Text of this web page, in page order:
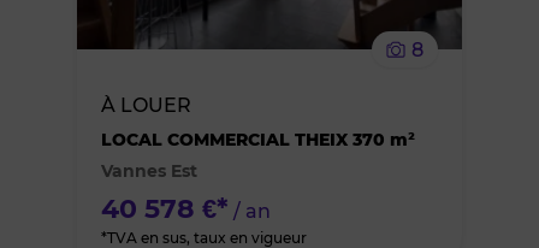
le
8
À LOUER
LOCAL COMMERCIAL THEIX 370 m²
Vannes Est
40 578 €* / an
*TVA en sus, taux en vigueur